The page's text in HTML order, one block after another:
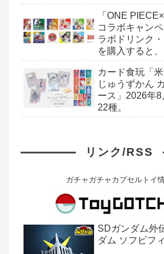
「ONE
コラボキャン
ラボドリンク
を購入すると
ドゲーム（全
ッカー（全6種
る。2026年7月
（土）〜。
カード食玩「
じゅうずかん
ース」2026年
22種。
リンク/RSS
ガチャガチャカプセルトイ
SDガンダム外
ダム ソフビフ